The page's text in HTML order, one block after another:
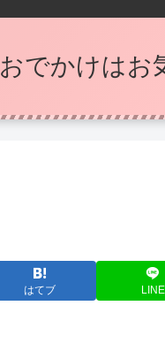
おでかけはお
はてブ LINE